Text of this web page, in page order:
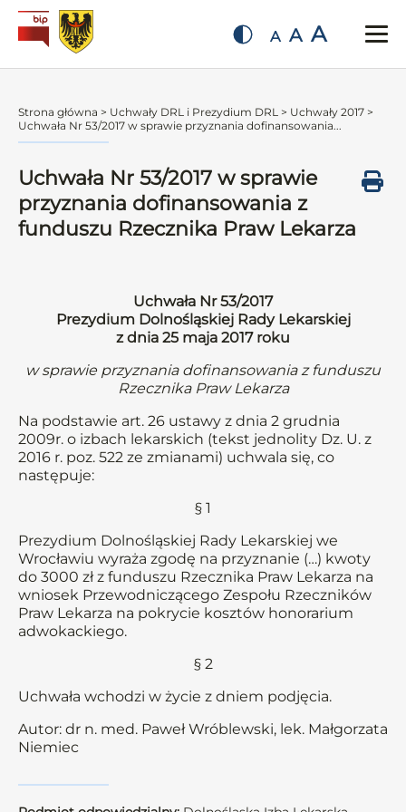
A A A
Strona główna > Uchwały DRL i Prezydium DRL > Uchwały 2017 >
Uchwała Nr 53/2017 w sprawie przyznania dofinansowania...
Uchwała Nr 53/2017 w sprawie
przyznania dofinansowania z
funduszu Rzecznika Praw Lekarza
Uchwała Nr 53/2017
Prezydium Dolnośląskiej Rady Lekarskiej
z dnia 25 maja 2017 roku
w sprawie przyznania dofinansowania z funduszu
Rzecznika Praw Lekarza
Na podstawie art. 26 ustawy z dnia 2 grudnia
2009r. o izbach lekarskich (tekst jednolity Dz. U. z
2016 r. poz. 522 ze zmianami) uchwala się, co
następuje:
§ 1
Prezydium Dolnośląskiej Rady Lekarskiej we
Wrocławiu wyraża zgodę na przyznanie (…) kwoty
do 3000 zł z funduszu Rzecznika Praw Lekarza na
wniosek Przewodniczącego Zespołu Rzeczników
Praw Lekarza na pokrycie kosztów honorarium
adwokackiego.
§ 2
Uchwała wchodzi w życie z dniem podjęcia.
Autor: dr n. med. Paweł Wróblewski, lek. Małgorzata
Niemiec